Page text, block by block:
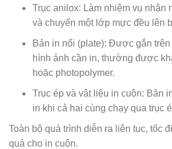
Trục anilox: Làm nhiệm vụ nhận
và chuyển một lớp mực đều lên
Bản in nổi (plate): Được gắn
hình ảnh cần in, thường được
hoặc photopolymer.
Trục ép và vật liệu in cuộn: Bản
in khi cả hai cùng chạy qua trục
Toàn bộ quá trình diễn ra liên tục, tốc
quả cho in cuộn.